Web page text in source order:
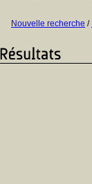
Nouvelle recherche /